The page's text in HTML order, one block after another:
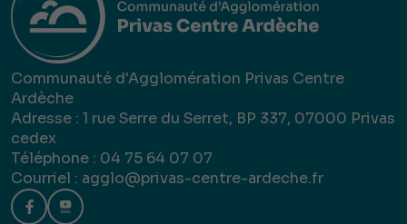
Communauté d'Agglomération Privas Centre
Ardèche
Adresse : 1 rue Serre du Serret, BP 337, 07000 Privas
cedex
Téléphone : 04 75 64 07 07
Courriel : agglo@privas-centre-ardeche.fr